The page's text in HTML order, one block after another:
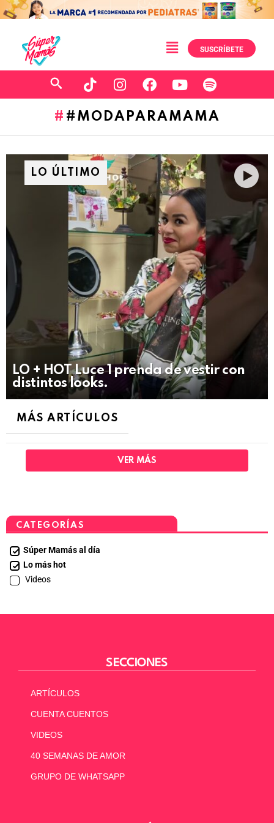
SUSCRÍBETE
#MODAPARAMAMA
LO ÚLTIMO
LO + HOT Luce 1 prenda de vestir con
distintos looks.
MÁS ARTÍCULOS
VER MÁS
CATEGORÍAS
Súper Mamás al día
Lo más hot
Videos
SECCIONES
ARTÍCULOS
CUENTA CUENTOS
VIDEOS
40 SEMANAS DE AMOR
GRUPO DE WHATSAPP